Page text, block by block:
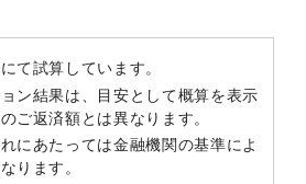
て試算しています。
ン結果は、目安として概算を表示
ご返済額とは異なります。
にあたっては金融機関の基準によ
ります。